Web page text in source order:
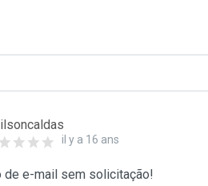
il y a 16 ans
de e-mail sem solicitação!